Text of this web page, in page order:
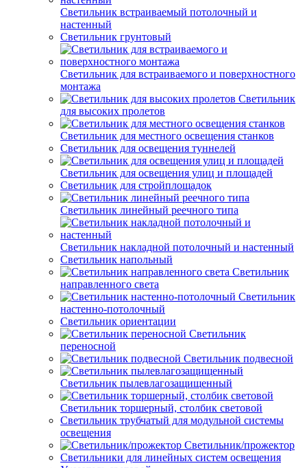
Светильник встраиваемый потолочный и
настенный
Светильник грунтовый
Светильник для встраиваемого и поверхностного
монтажа
Светильник
для высоких пролетов
Светильник для местного освещения станков
Светильник для освещения туннелей
Светильник для освещения улиц и площадей
Светильник для стройплощадок
Светильник линейный реечного типа
Светильник накладной потолочный и настенный
Светильник напольный
Светильник
направленного света
Светильник
настенно-потолочный
Светильник ориентации
Светильник
переносной
Светильник подвесной
Светильник пылевлагозащищенный
Светильник торшерный, столбик световой
Светильник трубчатый для модульной системы
освещения
Светильник/прожектор
Светильники для линейных систем освещения